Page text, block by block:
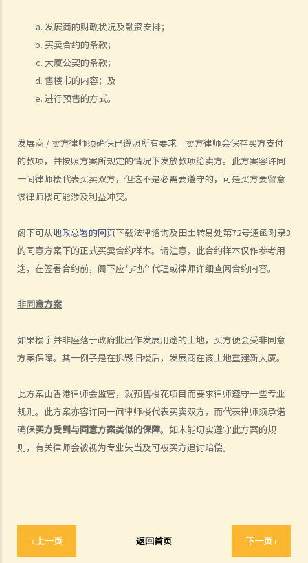
发展商的财政状况及融资安排；
买卖合约的条款；
大厦公契的条款；
售楼书的内容；及
进行预售的方式。
发展商 / 卖方律师须确保已遵照所有要求。卖方律师会保存买方支付
的款项，并按照方案所规定的情况下发放款项给卖方。此方案容许同
一间律师楼代表买卖双方，但这不是必需要遵守的，可是买方要留意
该律师楼可能涉及利益冲突。
阁下可从地政总署的网页下载法律谘询及田土转易处第72号通函附录3
的同意方案下的正式买卖合约样本。请注意，此合约样本仅作参考用
途，在签署合约前，阁下应与地产代理或律师详细查阅合约内容。
非同意方案
如果楼宇并非座落于政府批出作发展用途的土地，买方便会受非同意
方案保障。其一例子是在拆毁旧楼后，发展商在该土地重建新大厦。
此方案由香港律师会监管，就预售楼花项目而要求律师遵守一些专业
规则。此方案亦容许同一间律师楼代表买卖双方，而代表律师须承诺
确保买方受到与同意方案类似的保障。如未能切实遵守此方案的规
则，有关律师会被视为专业失当及可被买方追讨赔偿。
‹ 上一页 返回首页 下一页 ›
5. 我想买楼。如地产代理介绍楼盘给我，他 / 她应提供甚么服务？我可
以索取甚么资料？
6. 作为买方，如果我要求地产代理介绍楼盘及安排我视察单位，是否一
定要签署地产代理协议？
7. 如果地产代理同时代表卖方及买方（即本人），我可否支付较少的佣
8. 如果我与某地产代理签订地产代理协议（表格4），而该代理向我介
绍一个单位，但最后我透过另一间地产代理或从卖方直接购入该单位，
情况将会怎样？
9. 如果我与某地产代理签订地产代理协议（表格4），而该代理向我介
方直接购入该单位，情况将会怎样？ 在这种情况下，阁下仍可能要支付
佣金给第一间地产代理。请参阅表格4内的附表3 ─ 买方须支付的佣
金。如有疑问，可向阁下的律师查询。
11. 在买入单位前，我发现地产代理曾向我提供错误的资料，或忘记向
其雇主）索偿？
临时买卖合约
1. 我想买入某单位。在签署临时卖买合约及缴付临时订金（细订）前，
我应该先做些甚么？
2. 如果物业是连租约卖出，买卖双方应留意甚么？
3. 临时买卖合约一般会包含甚么条款？
贷款），买方可如何减低风险？
7. 如果买方要申请按揭贷款，应该如何处理？